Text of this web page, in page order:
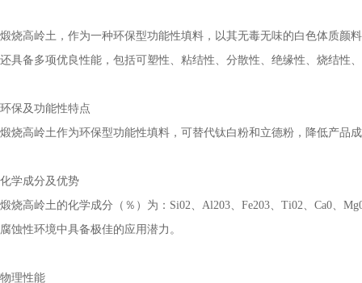
煅烧高岭土，作为一种环保型功能性填料，以其无毒无味的白色体质颜
还具备多项优良性能，包括可塑性、粘结性、分散性、绝缘性、烧结性
环保及功能性特点
煅烧高岭土作为环保型功能性填料，可替代钛白粉和立德粉，降低产品
化学成分及优势
煅烧高岭土的化学成分（％）为：Si02、Al203、Fe203、Ti02、Ca0、
腐蚀性环境中具备极佳的应用潜力。
物理性能